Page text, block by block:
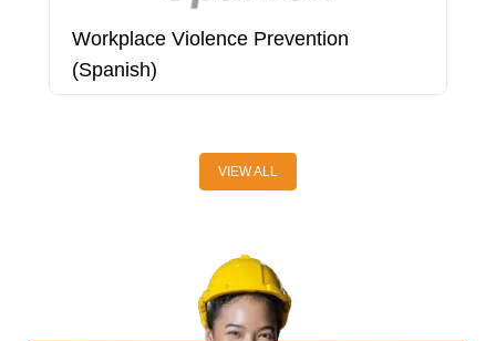
Workplace Violence Prevention
(Spanish)
VIEW ALL